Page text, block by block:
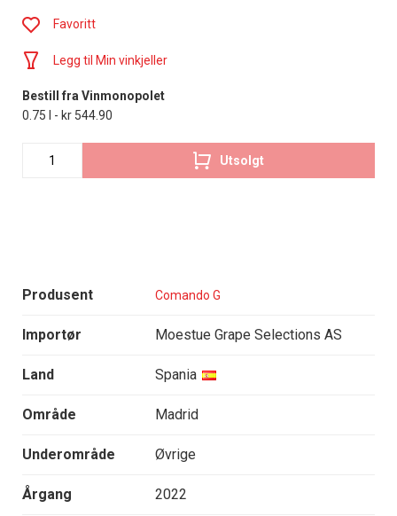
Produsent Comando G
Importør Moestue Grape Selections AS
Land Spania
Område Madrid
Underområde Øvrige
Årgang 2022
Favoritt
Legg til Min vinkjeller
Bestill fra Vinmonopolet
0.75 l - kr 544.90
Utsolgt